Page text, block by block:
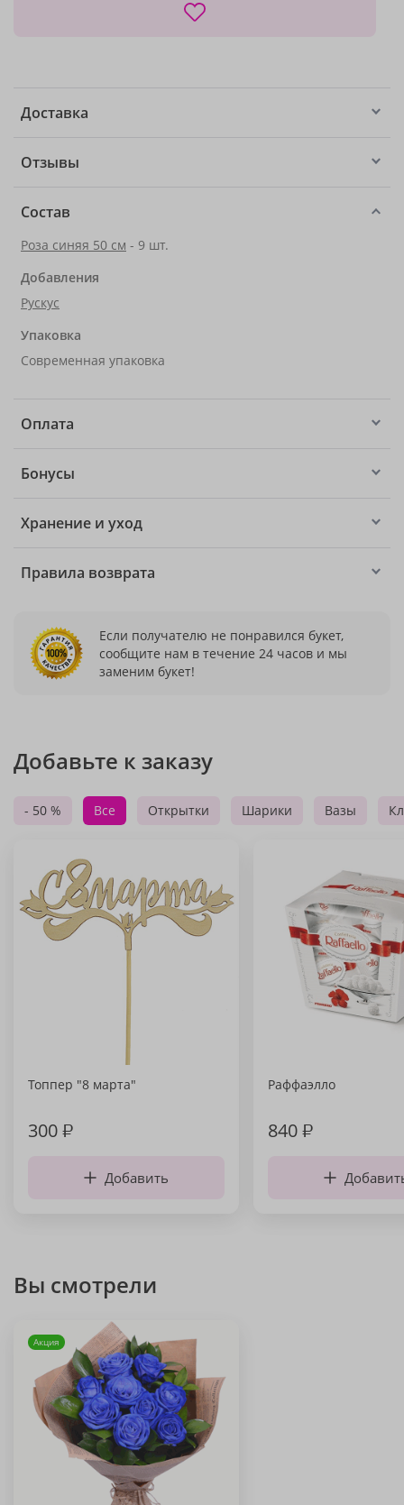
Доставка
Отзывы
Состав
Роза синяя 50 см - 9 шт.
Добавления
Рускус
Упаковка
Современная упаковка
Оплата
Бонусы
Хранение и уход
Правила возврата
Если получателю не понравился букет,
сообщите нам в течение 24 часов и мы
заменим букет!
Добавьте к заказу
- 50 % Все Открытки Шарики Вазы
Топпер "8 марта"
300₽
Добавить
Раффаэлло
840₽
Вы смотрели
Акция